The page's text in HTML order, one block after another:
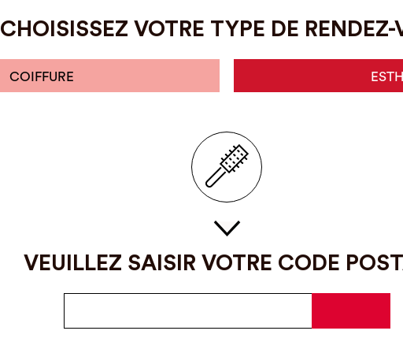
CHOISISSEZ VOTRE TYPE DE RENDEZ-
COIFFURE
VEUILLEZ SAISIR VOTRE CODE